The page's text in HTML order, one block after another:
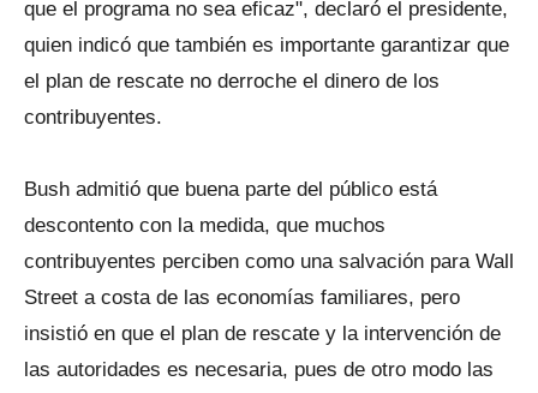
que el programa no sea eficaz", declaró el presidente,
quien indicó que también es importante garantizar que
el plan de rescate no derroche el dinero de los
contribuyentes.
Bush admitió que buena parte del público está
descontento con la medida, que muchos
contribuyentes perciben como una salvación para Wall
Street a costa de las economías familiares, pero
insistió en que el plan de rescate y la intervención de
las autoridades es necesaria, pues de otro modo las